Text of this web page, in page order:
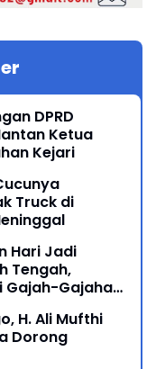
DPRD
Ketua
Kejari
Truck di
Hari Jadi
Tengah,
Gajah-Gajahan,
H. Ali Mufthi
Dorong